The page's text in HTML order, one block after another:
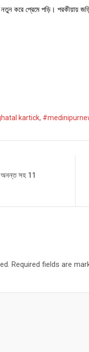
নতুন করে প্রেমে পড়ি। পরকীয়ায়
kartick,
অনন্ত সহ 11
Required fields are